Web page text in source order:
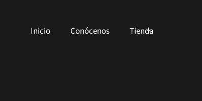
Inicio Conócenos Tienda